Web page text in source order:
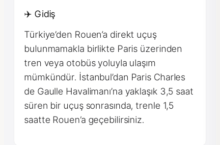
✈️ Gidiş
Türkiye’den Rouen’a direkt uçuş
bulunmamakla birlikte Paris üzerinden
tren veya otobüs yoluyla ulaşım
mümkündür. İstanbul’dan Paris Charles
de Gaulle Havalimanı’na yaklaşık 3,5 saat
süren bir uçuş sonrasında, trenle 1,5
saatte Rouen’a geçebilirsiniz.